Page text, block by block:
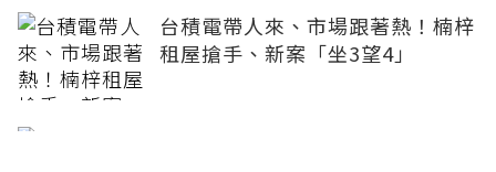
台積電帶人來、市場跟著熱！楠梓
租屋搶手、新案「坐3望4」